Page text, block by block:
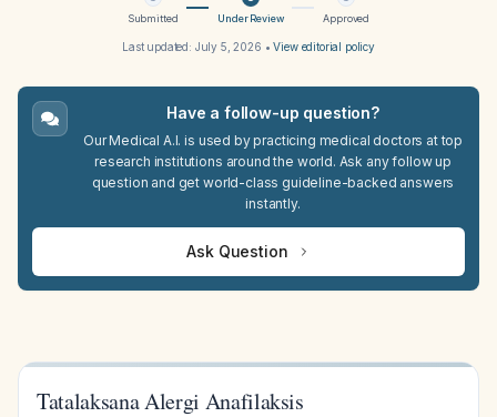
Submitted Under Review Approved
Last updated: July 5, 2026 •View editorial policy
Have a follow-up question?
Our Medical A.I. is used by practicing medical doctors at top
research institutions around the world. Ask any follow up
question and get world-class guideline-backed answers
instantly.
Ask Question
Tatalaksana Alergi Anafilaksis